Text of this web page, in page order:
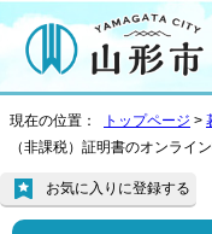
現在の位置： トップページ >
（非課税）証明書のオンライ
お気に入りに登録する